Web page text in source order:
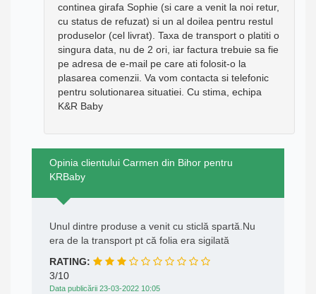
continea girafa Sophie (si care a venit la noi retur,
cu status de refuzat) si un al doilea pentru restul
produselor (cel livrat). Taxa de transport o platiti o
singura data, nu de 2 ori, iar factura trebuie sa fie
pe adresa de e-mail pe care ati folosit-o la
plasarea comenzii. Va vom contacta si telefonic
pentru solutionarea situatiei. Cu stima, echipa
K&R Baby
Opinia clientului Carmen din Bihor pentru
KRBaby
Unul dintre produse a venit cu sticlă spartă.Nu
era de la transport pt că folia era sigilată
RATING:
3/10
Data publicării 23-03-2022 10:05